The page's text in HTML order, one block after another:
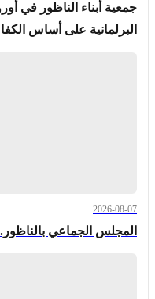
جمعية أبناء الناظور في
البرلمانية على أساس
2026-08-07
المجلس الجماعي